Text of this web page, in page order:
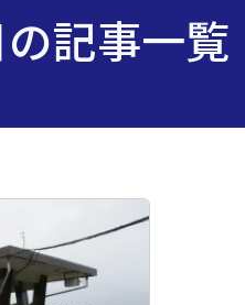
記事一覧